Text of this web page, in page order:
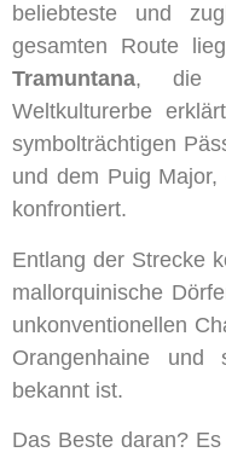
beliebteste und
gesamten Route
Tramuntana, die
Weltkulturerbe
symbolträchtigen
und dem Puig
konfrontiert.
Entlang der Strecke
mallorquinische
unkonventionellen
Orangenhaine und
bekannt ist.
Das Beste daran?